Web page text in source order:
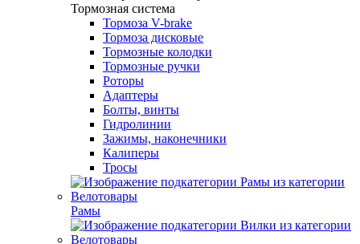
Тормозная система
Тормоза V-brake
Тормоза дисковые
Тормозные колодки
Тормозные ручки
Роторы
Адаптеры
Болты, винты
Гидролинии
Зажимы, наконечники
Калиперы
Тросы
Рамы